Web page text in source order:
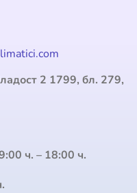
2 1799, бл. 279,
ч. – 18:00 ч.